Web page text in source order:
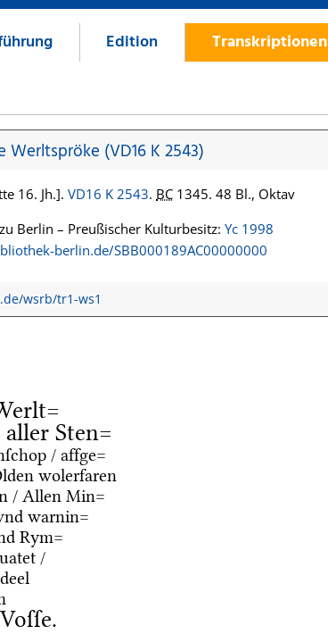
Edition Transkriptionen
Werltspröke (VD16 K 2543)
16. Jh.]. VD16 K 2543. BC 1345. 48 Bl., Oktav
Berlin – Preußischer Kulturbesitz: Yc 1998
berlin.de/SBB000189AC00000000
wsrb/tr1-ws1
Sten=
/ affge=
wolerfaren
/ Allen Min=
warnin=
Rym=
/